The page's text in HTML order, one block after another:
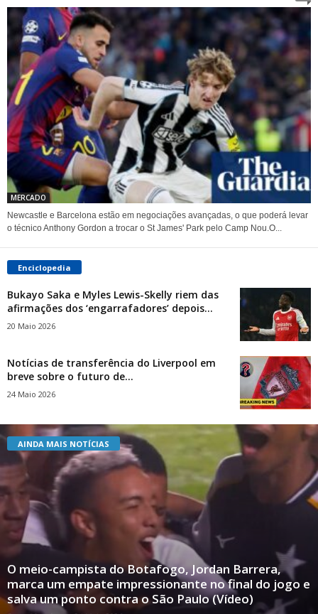
MERCADO
Newcastle e Barcelona estão em negociações avançadas, o que poderá levar
o técnico Anthony Gordon a trocar o St James' Park pelo Camp Nou.O...
Enciclopedia
Bukayo Saka e Myles Lewis-Skelly riem das
afirmações dos ‘engarrafadores’ depois...
20 Maio 2026
Notícias de transferência do Liverpool em
breve sobre o futuro de...
24 Maio 2026
AINDA MAIS NOTÍCIAS
O meio-campista do Botafogo, Jordan Barrera,
marca um empate impressionante no final do jogo e
salva um ponto contra o São Paulo (Vídeo)